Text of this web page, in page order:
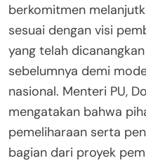
berkomitmen
sesuai dengan visi
yang telah
sebelumnya demi
nasional. Menteri PU,
mengatakan bahwa
pemeliharaan serta
bagian dari proyek